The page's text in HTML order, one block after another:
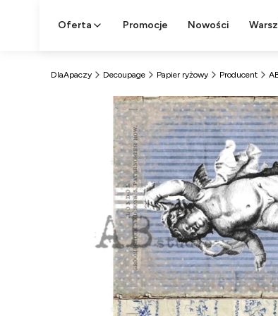
Oferta Promocje Nowości
DlaApaczy Decoupage Papier ryżowy Producent